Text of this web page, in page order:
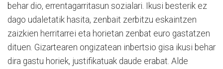
behar dio, errentagarritasun sozialari. Ikusi besterik ez
dago udaletatik hasita, zenbait zerbitzu eskaintzen
zaizkien herritarrei eta horietan zenbat euro gastatzen
dituen. Gizartearen ongizatean inbertsio gisa ikusi behar
dira gastu horiek, justifikatuak daude erabat. Alde